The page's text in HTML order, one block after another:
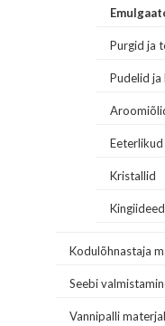
Purgid ja
Pudelid ja
Kristallid
Kingiideed
Kodulõhnastaja
Seebi
Vannipalli